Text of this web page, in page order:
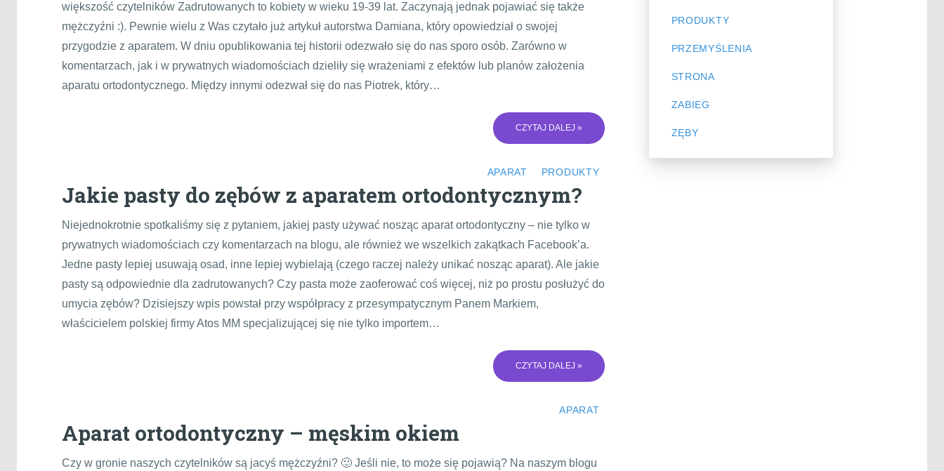
większość czytelników Zadrutowanych to kobiety w wieku 19-39 lat. Zaczynają jednak pojawiać się także
mężczyźni :). Pewnie wielu z Was czytało już artykuł autorstwa Damiana, który opowiedział o swojej
przygodzie z aparatem. W dniu opublikowania tej historii odezwało się do nas sporo osób. Zarówno w
komentarzach, jak i w prywatnych wiadomościach dzieliły się wrażeniami z efektów lub planów założenia
aparatu ortodontycznego. Między innymi odezwał się do nas Piotrek, który…
CZYTAJ DALEJ »
APARAT PRODUKTY
Jakie pasty do zębów z aparatem ortodontycznym?
Niejednokrotnie spotkaliśmy się z pytaniem, jakiej pasty używać nosząc aparat ortodontyczny – nie tylko w
prywatnych wiadomościach czy komentarzach na blogu, ale również we wszelkich zakątkach Facebook’a.
Jedne pasty lepiej usuwają osad, inne lepiej wybielają (czego raczej należy unikać nosząc aparat). Ale jakie
pasty są odpowiednie dla zadrutowanych? Czy pasta może zaoferować coś więcej, niż po prostu posłużyć do
umycia zębów? Dzisiejszy wpis powstał przy współpracy z przesympatycznym Panem Markiem,
właścicielem polskiej firmy Atos MM specjalizującej się nie tylko importem…
CZYTAJ DALEJ »
APARAT
Aparat ortodontyczny – męskim okiem
Czy w gronie naszych czytelników są jacyś mężczyźni? 🙂 Jeśli nie, to może się pojawią? Na naszym blogu
PRODUKTY
PRZEMYŚLENIA
STRONA
ZABIEG
ZĘBY